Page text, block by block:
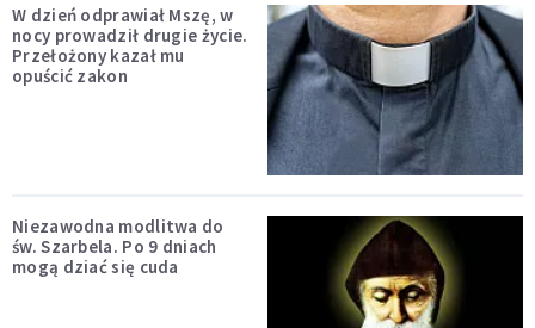
W dzień odprawiał Mszę, w
nocy prowadził drugie życie.
Przełożony kazał mu
opuścić zakon
Niezawodna modlitwa do
św. Szarbela. Po 9 dniach
mogą dziać się cuda